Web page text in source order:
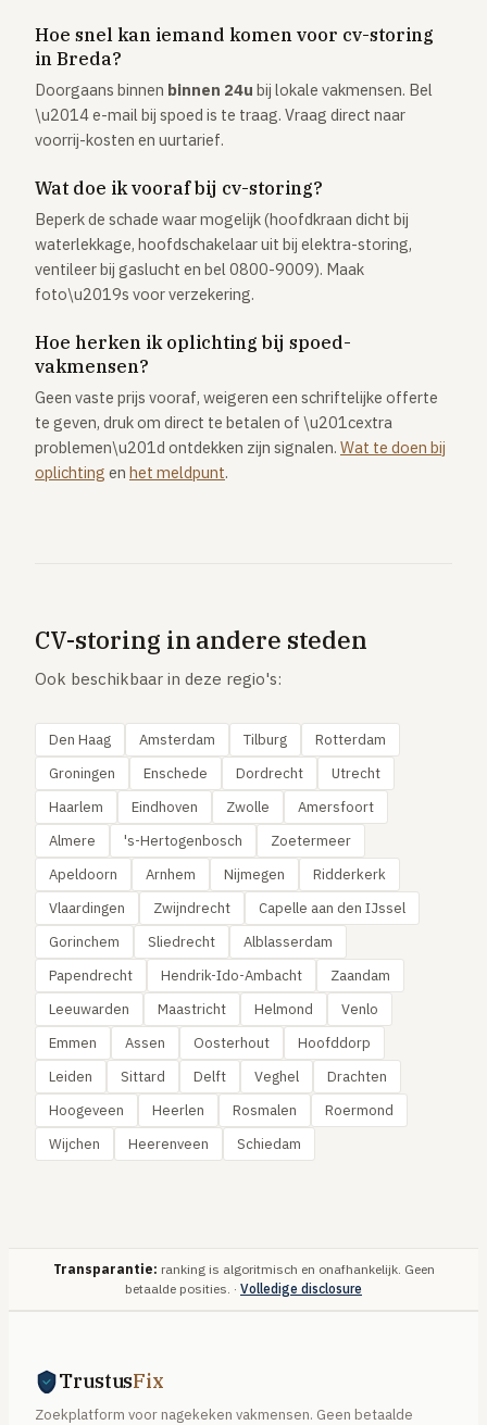
Hoe snel kan iemand komen voor cv-storing
in Breda?
Doorgaans binnen binnen 24u bij lokale vakmensen. Bel
\u2014 e-mail bij spoed is te traag. Vraag direct naar
voorrij-kosten en uurtarief.
Wat doe ik vooraf bij cv-storing?
Beperk de schade waar mogelijk (hoofdkraan dicht bij
waterlekkage, hoofdschakelaar uit bij elektra-storing,
ventileer bij gaslucht en bel 0800-9009). Maak
foto\u2019s voor verzekering.
Hoe herken ik oplichting bij spoed-
vakmensen?
Geen vaste prijs vooraf, weigeren een schriftelijke offerte
te geven, druk om direct te betalen of \u201cextra
problemen\u201d ontdekken zijn signalen. Wat te doen bij
oplichting en het meldpunt.
CV-storing in andere steden
Ook beschikbaar in deze regio's:
Den Haag Amsterdam Tilburg
Rotterdam
Groningen
Enschede Dordrecht
Utrecht
Haarlem
Eindhoven Zwolle
Amersfoort
Almere
's-Hertogenbosch
Zoetermeer
Apeldoorn
Arnhem Nijmegen
Ridderkerk
Vlaardingen
Zwijndrecht
Capelle aan den IJssel
Gorinchem
Sliedrecht
Alblasserdam
Papendrecht
Hendrik-Ido-Ambacht
Zaandam
Leeuwarden
Maastricht Helmond
Venlo
Emmen
Assen Oosterhout
Hoofddorp
Leiden
Sittard Delft Veghel
Drachten
Hoogeveen
Heerlen Rosmalen
Roermond
Wijchen
Heerenveen Schiedam
Transparantie: ranking is algoritmisch en onafhankelijk. Geen
betaalde posities. · Volledige disclosure
TrustusFix
Zoekplatform voor nagekeken vakmensen. Geen betaalde